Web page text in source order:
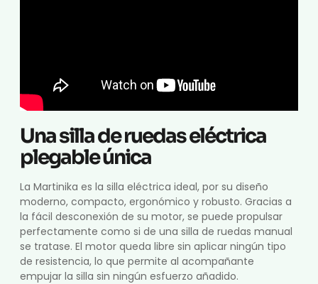
Una silla de ruedas eléctrica
plegable única
La Martinika es la silla eléctrica ideal, por su diseño
moderno, compacto, ergonómico y robusto. Gracias a
la fácil desconexión de su motor, se puede propulsar
perfectamente como si de una silla de ruedas manual
se tratase. El motor queda libre sin aplicar ningún tipo
de resistencia, lo que permite al acompañante
empujar la silla sin ningún esfuerzo añadido.